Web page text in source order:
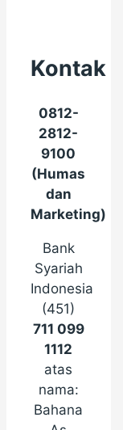
Kontak
0812-
2812-
9100
(Humas
dan
Marketing)
Bank
Syariah
Indonesia
(451)
711 099
1112
atas
nama:
Bahana